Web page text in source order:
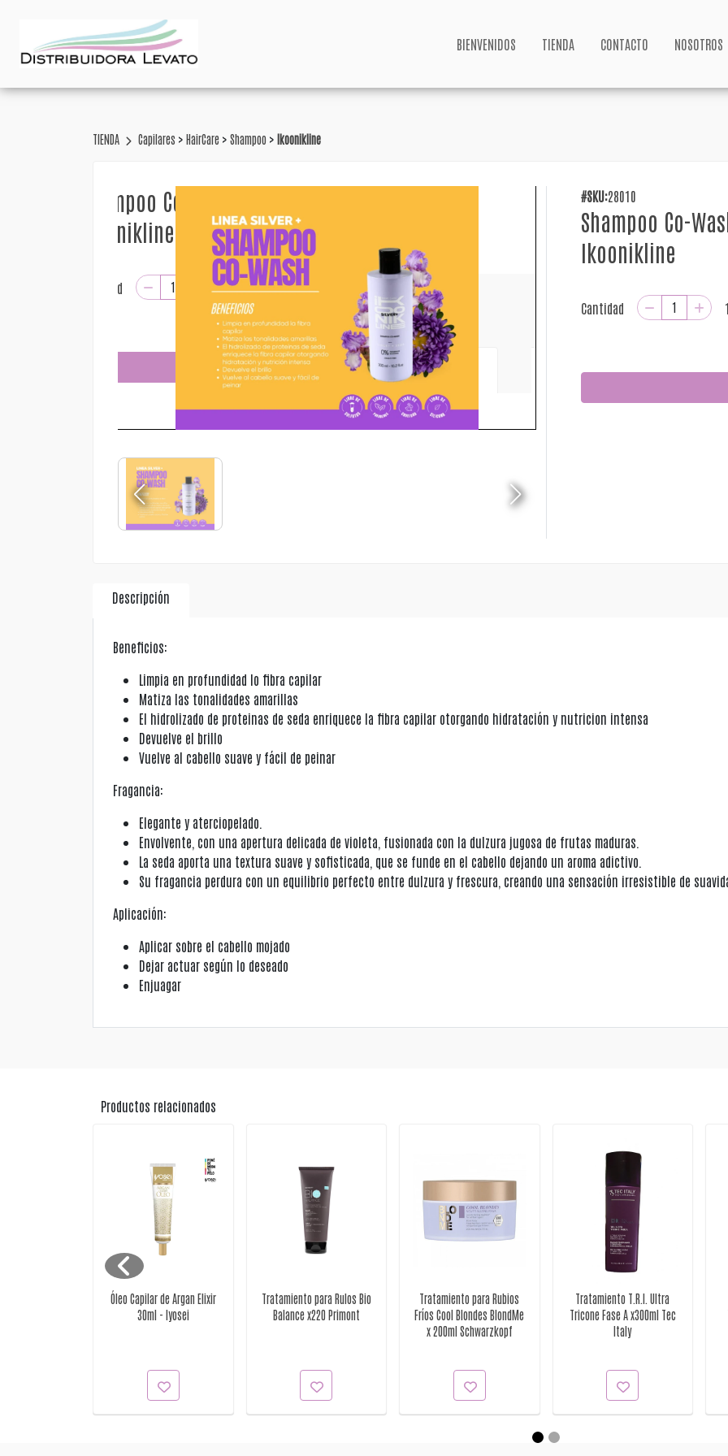
BIENVENIDOS TIENDA CONTACTO NOSOTROS
TIENDA Capilares > HairCare > Shampoo > Ikoonikline
#SKU:28010
Shampoo Co-
Ikoonikline
Cantidad
Descripción
Beneficios:
Limpia en profundidad lo fibra capilar
Matiza las tonalidades amarillas
El hidrolizado de proteinas de seda enriquece la fibra capilar otorgando hidratación y nutricion intensa
Devuelve el brillo
Vuelve al cabello suave y fácil de peinar
Fragancia:
Elegante y aterciopelado.
Envolvente, con una apertura delicada de violeta, fusionada con la dulzura jugosa de frutas maduras.
La seda aporta una textura suave y sofisticada, que se funde en el cabello dejando un aroma adictivo.
Su fragancia perdura con un equilibrio perfecto entre dulzura y frescura, creando una sensación irresistible de
Aplicación:
Aplicar sobre el cabello mojado
Dejar actuar según lo deseado
Enjuagar
Productos relacionados
Óleo Capilar de Argan Elixir
30ml - Iyosei
Tratamiento para Rulos Bio
Balance x220 Primont
Tratamiento para Rubios
Fríos Cool Blondes BlondMe
x 200ml Schwarzkopf
Tratamiento T.R.I. Ultra
Tricone Fase A x300ml Tec
Italy